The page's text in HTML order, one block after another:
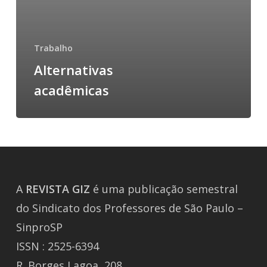
Trabalho
Alternativas
acadêmicas
A REVISTA GIZ é uma publicação semestral
do Sindicato dos Professores de São Paulo –
SinproSP
ISSN : 2525-6394